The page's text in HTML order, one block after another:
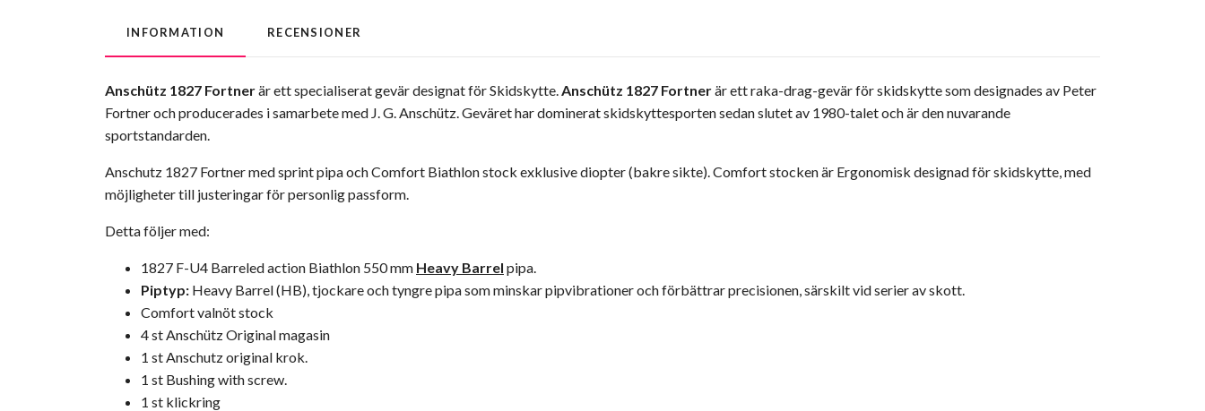
INFORMATION RECENSIONER
Anschütz 1827 Fortnerär ett specialiserat gevär designat för Skidskytte. Anschütz 1827 Fortnerär ett raka-drag-gevär för skidskytte som designades av Peter
Fortner och producerades i samarbete med J. G. Anschütz. Geväret har dominerat skidskyttesporten sedan slutet av 1980-talet och är den nuvarande
sportstandarden.
Anschutz 1827 Fortner med sprint pipa och Comfort Biathlon stock exklusive diopter (bakre sikte). Comfort stocken är Ergonomisk designad för skidskytte, med
möjligheter till justeringar för personlig passform.
Detta följer med:
1827 F-U4 Barreled action Biathlon 550 mm Heavy Barrel pipa.
Piptyp: Heavy Barrel (HB), tjockare och tyngre pipa som minskar pipvibrationer och förbättrar precisionen, särskilt vid serier av skott.
Comfort valnöt stock
4 st Anschütz Original magasin
1 st Anschutz original krok.
1 st Bushing with screw.
1 st klickring